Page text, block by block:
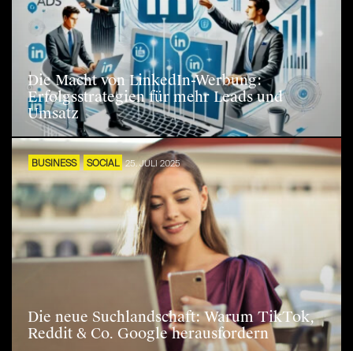
Die Macht von LinkedIn-Werbung:
Erfolgsstrategien für mehr Leads und
Umsatz
BUSINESS SOCIAL 25. JULI 2025
Die neue Suchlandschaft: Warum TikTok,
Reddit & Co. Google herausfordern